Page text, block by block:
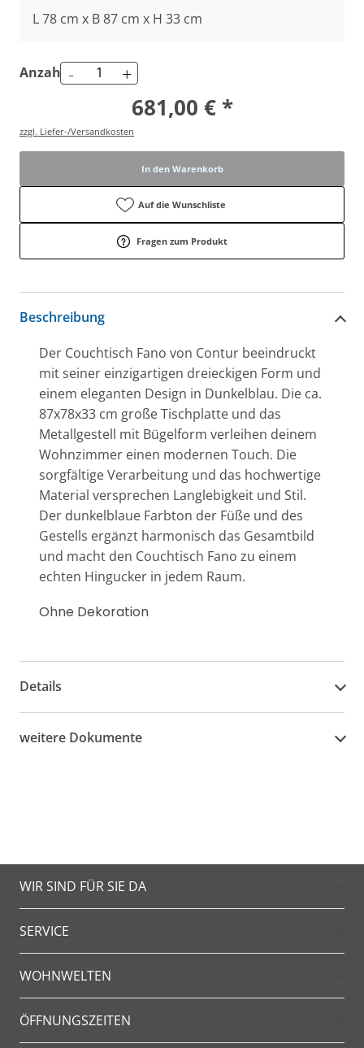
L 78 cm x B 87 cm x H 33 cm
Anzahl - +
681,00 € *
zzgl. Liefer-/Versandkosten
In den Warenkorb
Auf die Wunschliste
Fragen zum Produkt
Beschreibung
Der Couchtisch Fano von Contur beeindruckt
mit seiner einzigartigen dreieckigen Form und
einem eleganten Design in Dunkelblau. Die ca.
87x78x33 cm große Tischplatte und das
Metallgestell mit Bügelform verleihen deinem
Wohnzimmer einen modernen Touch. Die
sorgfältige Verarbeitung und das hochwertige
Material versprechen Langlebigkeit und Stil.
Der dunkelblaue Farbton der Füße und des
Gestells ergänzt harmonisch das Gesamtbild
und macht den Couchtisch Fano zu einem
echten Hingucker in jedem Raum.
Ohne Dekoration
Details
weitere Dokumente
WIR SIND FÜR SIE DA
SERVICE
WOHNWELTEN
ÖFFNUNGSZEITEN